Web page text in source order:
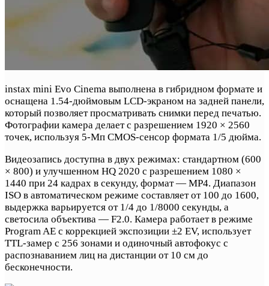
instax mini Evo Cinema выполнена в гибридном формате и
оснащена 1.54-дюймовым LCD-экраном на задней панели,
который позволяет просматривать снимки перед печатью.
Фотографии камера делает с разрешением 1920 × 2560
точек, используя 5-Мп CMOS-сенсор формата 1/5 дюйма.
Видеозапись доступна в двух режимах: стандартном (600
× 800) и улучшенном HQ 2020 с разрешением 1080 ×
1440 при 24 кадрах в секунду, формат — MP4. Диапазон
ISO в автоматическом режиме составляет от 100 до 1600,
выдержка варьируется от 1/4 до 1/8000 секунды, а
светосила объектива — F2.0. Камера работает в режиме
Program AE с коррекцией экспозиции ±2 EV, использует
TTL-замер с 256 зонами и одиночный автофокус с
распознаванием лиц на дистанции от 10 см до
бесконечности.